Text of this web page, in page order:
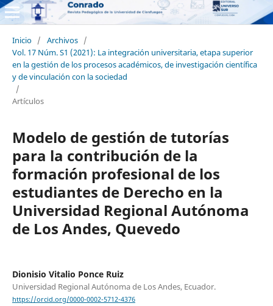
Inicio / Archivos /
Vol. 17 Núm. S1 (2021): La integración universitaria, etapa superior
en la gestión de los procesos académicos, de investigación científica
y de vinculación con la sociedad
/
Artículos
Modelo de gestión de tutorías
para la contribución de la
formación profesional de los
estudiantes de Derecho en la
Universidad Regional Autónoma
de Los Andes, Quevedo
Dionisio Vitalio Ponce Ruiz
Universidad Regional Autónoma de Los Andes, Ecuador.
https://orcid.org/0000-0002-5712-4376